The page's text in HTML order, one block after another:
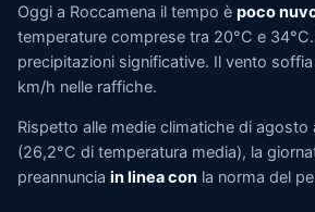
Oggi a Roccamena il tempo è poco
temperature comprese tra 20°C e
precipitazioni significative. Il vento
km/h nelle raffiche.
Rispetto alle medie climatiche di agosto
(26,2°C di temperatura media), la
preannuncia in linea con la norma del